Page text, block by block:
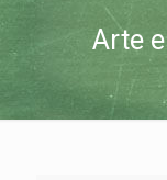
Arte